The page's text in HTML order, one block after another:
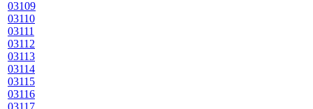
03109
03110
03111
03112
03113
03114
03115
03116
03117